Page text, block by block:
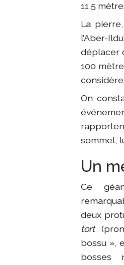
11,5
La
l’Aber-
déplacer
100
considère
On
sommet,
Un
Ce
deux
tort
bossu »,
bosses